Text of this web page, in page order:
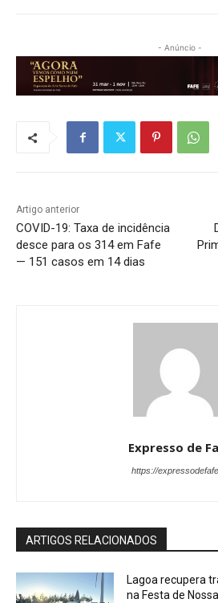
- Anúncio -
Artigo anterior
COVID-19: Taxa de incidência
desce para os 314 em Fafe
— 151 casos em 14 dias
Expresso de
https://
ARTIGOS RELACIONADOS
Lagoa recupera
na Festa de